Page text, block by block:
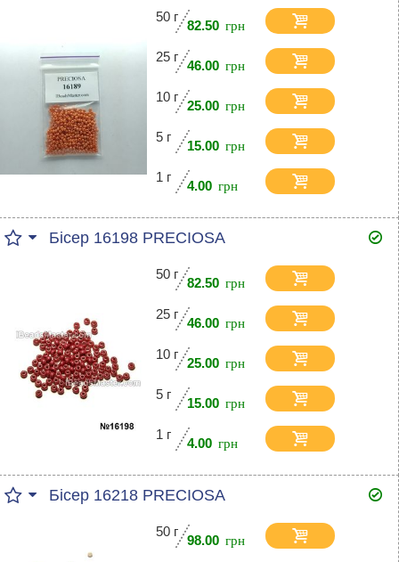
50 г
82.50
25 г
46.00
10 г
25.00
5 г
15.00
1 г
4.00
Бісер 16198 PRECIOSA
50 г
82.50
25 г
46.00
10 г
25.00
5 г
15.00
1 г
4.00
Бісер 16218 PRECIOSA
50 г
98.00